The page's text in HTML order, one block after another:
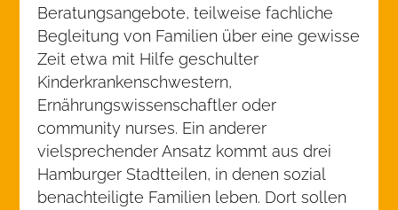
Beratungsangebote, teilweise fachliche
Begleitung von Familien über eine gewisse
Zeit etwa mit Hilfe geschulter
Kinderkrankenschwestern,
Ernährungswissenschaftler oder
community nurses. Ein anderer
vielsprechender Ansatz kommt aus drei
Hamburger Stadtteilen, in denen sozial
benachteiligte Familien leben. Dort sollen